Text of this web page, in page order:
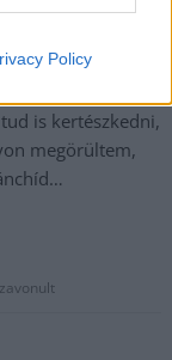
Policy
a lábam
is kertészkedni,
megörültem,